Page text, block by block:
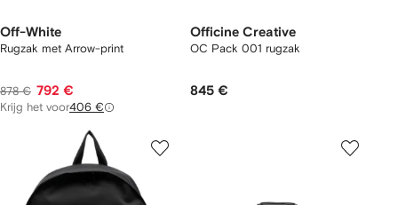
Off-White
Rugzak met Arrow-print
878 € 792 €
Krijg het voor406 €
Officine Creative
OC Pack 001 rugzak
845 €